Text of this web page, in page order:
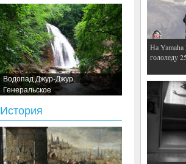
Водопад Джур-Джур.
Генеральское
История
На Yamaha
гололеду